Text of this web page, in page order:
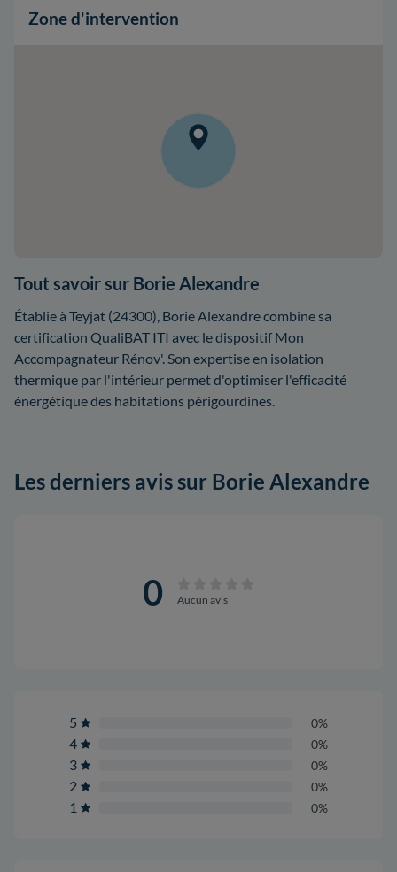
Zone d'intervention
Tout savoir sur Borie Alexandre
Établie à Teyjat (24300), Borie Alexandre combine sa
certification QualiBAT ITI avec le dispositif Mon
Accompagnateur Rénov'. Son expertise en isolation
thermique par l'intérieur permet d'optimiser l'efficacité
énergétique des habitations périgourdines.
Les derniers avis sur Borie Alexandre
0 Aucun avis
5 0%
4 0%
3 0%
2 0%
1 0%